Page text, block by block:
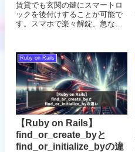
賃貸でも玄関の鍵にスマートロ
ックを後付けすることが可能で
す。スマホで楽々解錠、急な来
て厳選比較しました。【賃貸
OK】ITエンジニアがおすすめす
る賃貸でもできるスマートハウ
ス化計画！
Ruby on Rails
【Ruby on Rails】
find_or_create_byと
find_or_initialize_byの違